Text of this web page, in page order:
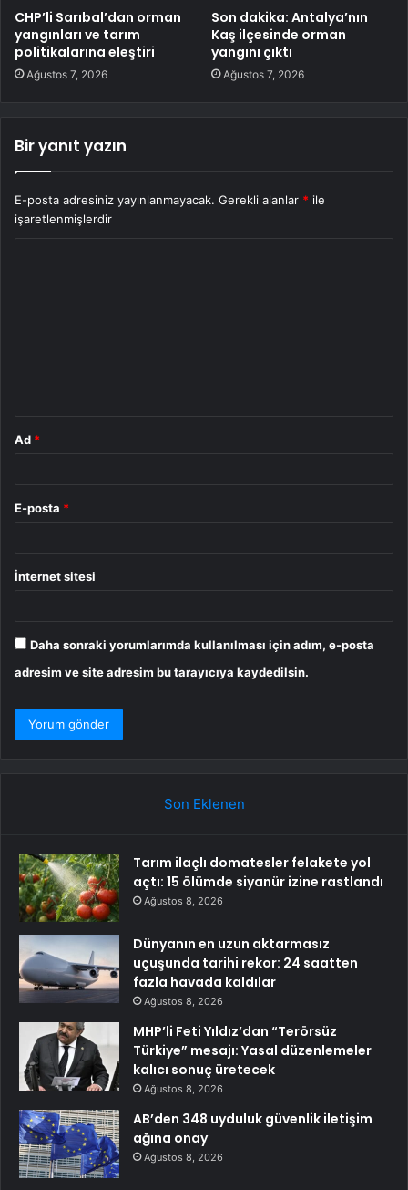
CHP’li Sarıbal’dan orman
yangınları ve tarım
politikalarına eleştiri
Ağustos 7, 2026
Son dakika: Antalya’nın
Kaş ilçesinde orman
yangını çıktı
Ağustos 7, 2026
Bir yanıt yazın
E-posta adresiniz yayınlanmayacak. Gerekli alanlar * ile
işaretlenmişlerdir
Ad *
E-posta *
İnternet sitesi
Daha sonraki yorumlarımda kullanılması için adım, e-posta
adresim ve site adresim bu tarayıcıya kaydedilsin.
Son Eklenen
Tarım ilaçlı domatesler felakete yol
açtı: 15 ölümde siyanür izine rastlandı
Ağustos 8, 2026
Dünyanın en uzun aktarmasız
uçuşunda tarihi rekor: 24 saatten
fazla havada kaldılar
Ağustos 8, 2026
MHP’li Feti Yıldız’dan “Terörsüz
Türkiye” mesajı: Yasal düzenlemeler
kalıcı sonuç üretecek
Ağustos 8, 2026
AB’den 348 uyduluk güvenlik iletişim
ağına onay
Ağustos 8, 2026